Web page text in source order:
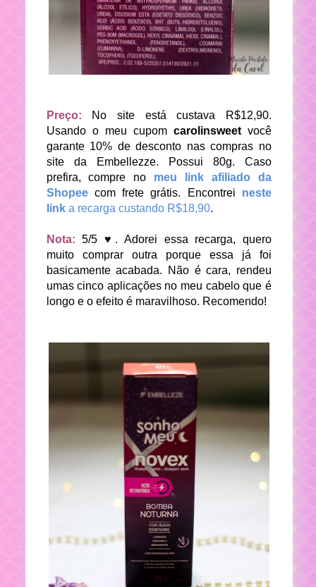
Preço: No site está custava R$12,90.
Usando o meu cupom carolinsweetvocê
garante 10% de desconto nas compras no
site da Embellezze. Possui 80g. Caso
prefira, compre no meu link afiliado da
Shopeecom frete grátis. Encontrei
neste
linka recarga custando R$18,90.
Nota:5/5 ♥. Adorei essa recarga, quero
muito comprar outra porque essa já foi
basicamente acabada. Não é cara, rendeu
umas cinco aplicações no meu cabelo que é
longo e o efeito é maravilhoso. Recomendo!